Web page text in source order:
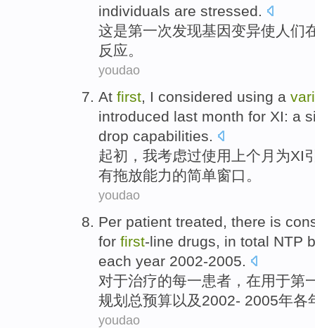
individuals are stressed.
这是第一次发现基因变异使人们
反应。
youdao
At first, I considered using a
introduced last month for XI: a
drop capabilities.
起初 ， 我考虑过使用 上个月 为XI
有拖放能力的简单窗口 。
youdao
Per patient treated there is
for first-line drugs , in total NTP
each year 2002-2005.
对于治疗的每一患者 ， 在用于第
规划总预算 以及 2002- 2005年各
youdao